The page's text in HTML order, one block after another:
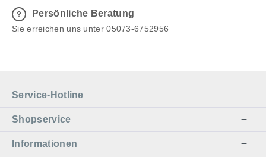
Persönliche Beratung
Sie erreichen uns unter 05073-6752956
Service-Hotline
Shopservice
Informationen